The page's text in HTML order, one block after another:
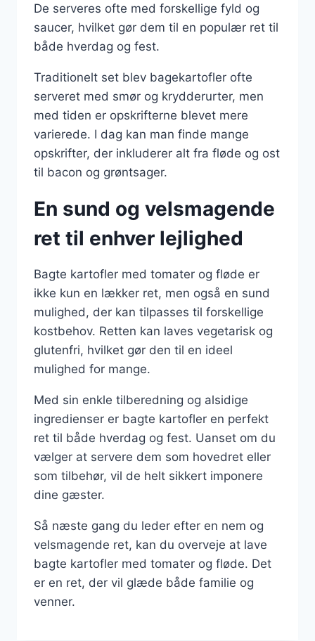
De serveres ofte med forskellige fyld og
saucer, hvilket gør dem til en populær ret til
både hverdag og fest.
Traditionelt set blev bagekartofler ofte
serveret med smør og krydderurter, men
med tiden er opskrifterne blevet mere
varierede. I dag kan man finde mange
opskrifter, der inkluderer alt fra fløde og ost
til bacon og grøntsager.
En sund og velsmagende
ret til enhver lejlighed
Bagte kartofler med tomater og fløde er
ikke kun en lækker ret, men også en sund
mulighed, der kan tilpasses til forskellige
kostbehov. Retten kan laves vegetarisk og
glutenfri, hvilket gør den til en ideel
mulighed for mange.
Med sin enkle tilberedning og alsidige
ingredienser er bagte kartofler en perfekt
ret til både hverdag og fest. Uanset om du
vælger at servere dem som hovedret eller
som tilbehør, vil de helt sikkert imponere
dine gæster.
Så næste gang du leder efter en nem og
velsmagende ret, kan du overveje at lave
bagte kartofler med tomater og fløde. Det
er en ret, der vil glæde både familie og
venner.